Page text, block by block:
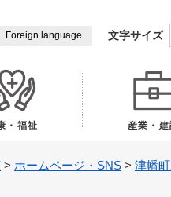
Foreign language 文字サイズ
・福祉 産業・建
> ホームページ・SNS > 津幡